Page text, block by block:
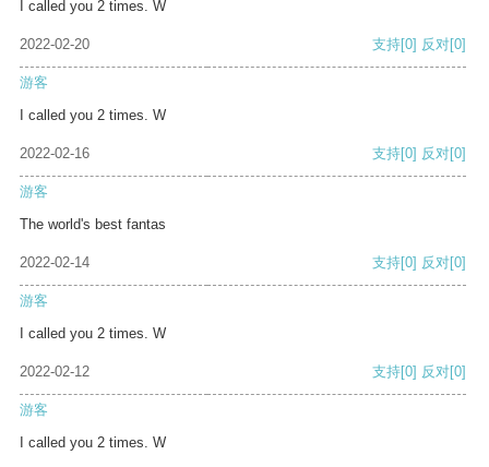
I called you 2 times. W
2022-02-20 支持[0] 反对[0]
游客
I called you 2 times. W
2022-02-16 支持[0] 反对[0]
游客
The world's best fantas
2022-02-14 支持[0] 反对[0]
游客
I called you 2 times. W
2022-02-12 支持[0] 反对[0]
游客
I called you 2 times. W